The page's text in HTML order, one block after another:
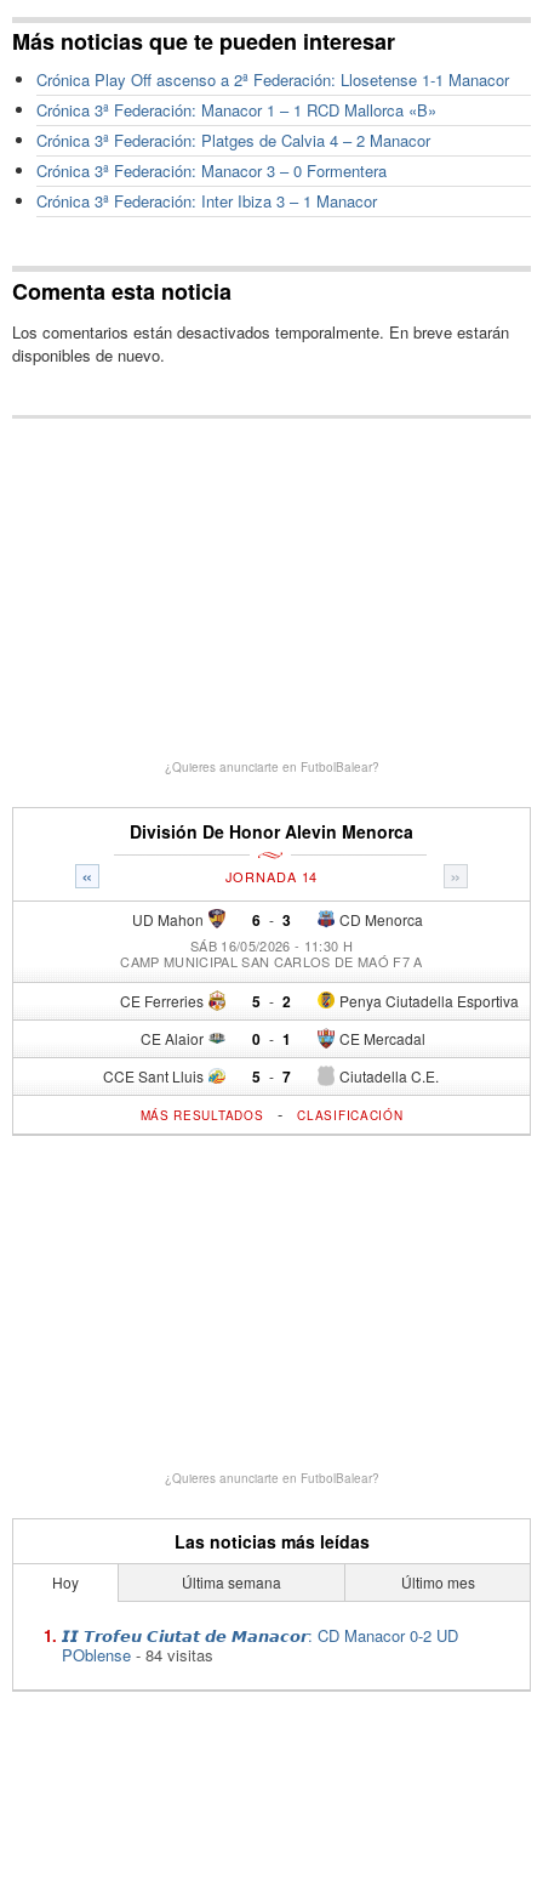
Más noticias que te pueden interesar
Crónica Play Off ascenso a 2ª Federación: Llosetense 1-1 Manacor
Crónica 3ª Federación: Manacor 1 – 1 RCD Mallorca «B»
Crónica 3ª Federación: Platges de Calvia 4 – 2 Manacor
Crónica 3ª Federación: Manacor 3 – 0 Formentera
Crónica 3ª Federación: Inter Ibiza 3 – 1 Manacor
Comenta esta noticia
Los comentarios están desactivados temporalmente. En breve estarán
disponibles de nuevo.
¿Quieres anunciarte en FutbolBalear?
División De Honor Alevin Menorca
« »
JORNADA 14
UD Mahon 6 - CD Menorca
3
SÁB 16/05/2026 - 11:30 H
CAMP MUNICIPAL SAN CARLOS DE MAÓ F7 A
CE Ferreries 5 - Penya Ciutadella Esportiva
2
CE Alaior 0 - CE Mercadal
1
CCE Sant Lluis 5 - Ciutadella C.E.
7
MÁS RESULTADOS -CLASIFICACIÓN
¿Quieres anunciarte en FutbolBalear?
Las noticias más leídas
Hoy Última semana Último mes
𝙄𝙄 𝙏𝙧𝙤𝙛𝙚𝙪 𝘾𝙞𝙪𝙩𝙖𝙩 𝙙𝙚 𝙈𝙖𝙣𝙖𝙘𝙤𝙧: CD Manacor 0-2 UD
POblense - 84 visitas